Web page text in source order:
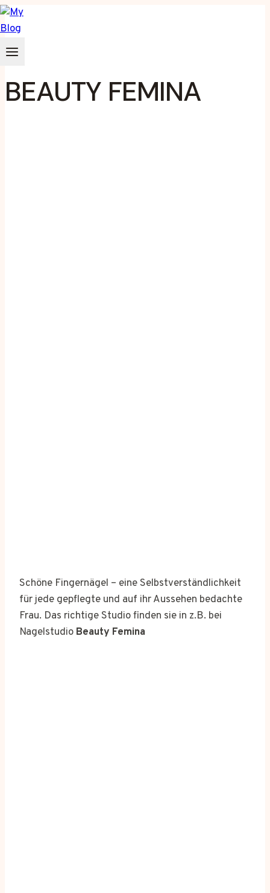
Zum
Inhalt
springen
BEAUTY FEMINA
Schöne Fingernägel – eine Selbstverständlichkeit
für jede gepflegte und auf ihr Aussehen bedachte
Frau. Das richtige Studio finden sie in z.B. bei
Nagelstudio Beauty Femina